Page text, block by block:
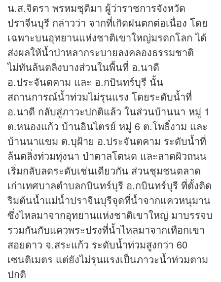
น.ส.จิตรา พรหมชุติมา ผู้ว่าราชการจังหวัด
ปราจีนบุรี กล่าวว่า จากที่เกิดฝนตกต่อเนื่อง โดย
เฉพาะบนอุทยานแห่งชาติเขาใหญ่มรดกโลก ได้
ส่งผลให้น้ำป่าหลากระบายลงคลองธรรมชาติ
ไม่ทันล้นตลิ่งบางส่วนในพื้นที่ อ.นาดี
อ.ประจันตคาม และ อ.กบินทร์บุรี นั้น
สถานการณ์น้ำท่วมไม่รุนแรง โดยระดับน้ำที่
อ.นาดี กลับสู่ภาวะปกติแล้ว ในส่วนบ้านนา หมู่ 1
ต.หนองแก้ว บ้านอินไตรย์ หมู่ 6 ต.โพธิ์งาม และ
บ้านนาแขม ต.บุฝ้าย อ.ประจันตคาม ระดับน้ำที่
ล้นตลิ่งท่วมทุ่งนา ป่าตาลโตนด และลาดผิวถนน
เริ่มกลับลดระดับเช่นเดียวกัน ส่วนชุมชนตลาด
เก่าเทศบาลตำบลกบินทร์บุรี อ.กบินทร์บุรี ที่ตั้งติด
ริมต้นน้ำแม่น้ำปราจีนบุรีจุดที่น้ำจากแควหนุมาน
ซึ่งไหลมาจากอุทยานแห่งชาติเขาใหญ่ มาบรรจบ
รวมกันกับแควพระปรงที่น้ำไหลมาจากเทือกเขา
สอยดาว จ.สระแก้ว ระดับน้ำท่วมสูงกว่า 60
เซนติเมตร แต่ยังไม่รุนแรงเป็นภาวะน้ำท่วมตาม
ปกติ